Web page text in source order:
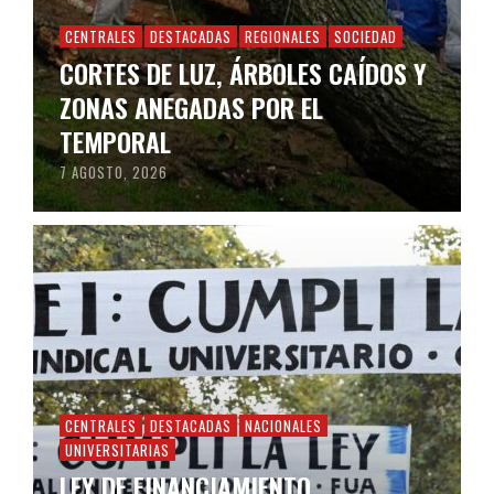
CENTRALES DESTACADAS REGIONALES SOCIEDAD
CORTES DE LUZ, ÁRBOLES CAÍDOS Y
ZONAS ANEGADAS POR EL
TEMPORAL
7 AGOSTO, 2026
CENTRALES DESTACADAS
NACIONALES
UNIVERSITARIAS